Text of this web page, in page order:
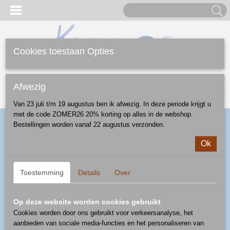
(0)
Home >Webshop>Borden>plat bord > dinerbord - patroon U-
NC4
Cookies toestaan Opties
Afwezig
Van 23 juli t/m 19 augustus ben ik afwezig. In deze periode krijgt u
met de code ZOMER26 20% korting op alles in de webshop.
Bestellingen worden vanaf 22 augustus verzonden.
Ok
Toestemming Details Over
Op deze website worden cookies gebruikt
Cookies worden door ons gebruikt voor verkeersanalyse, het
aanbieden van sociale media-functies en het personaliseren van